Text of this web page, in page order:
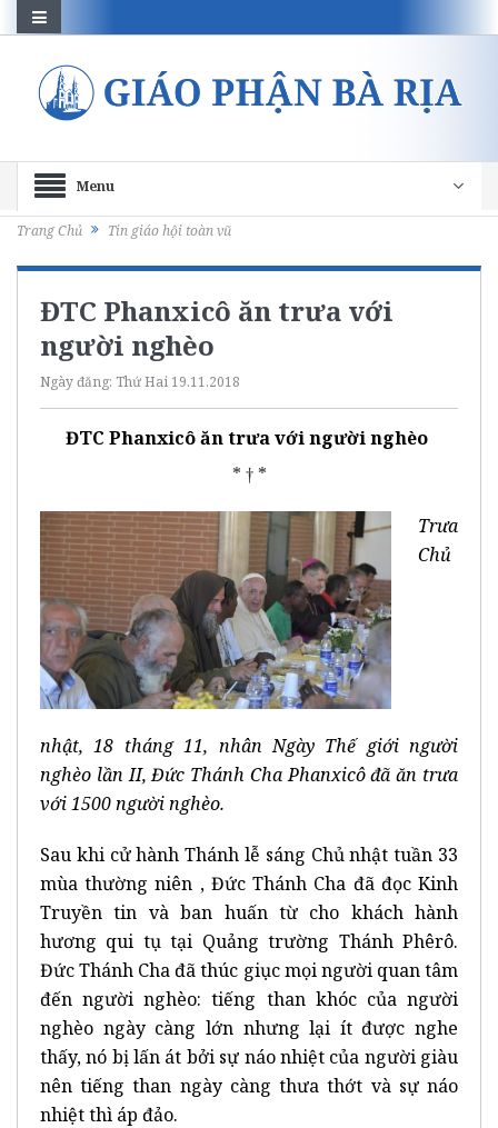
Menu
Trang Chủ Tin giáo hội toàn vũ
ĐTC Phanxicô ăn trưa với
người nghèo
Ngày đăng: Thứ Hai 19.11.2018
ĐTC Phanxicô ăn trưa với người nghèo
* † *
Trưa
Chủ
nhật, 18 tháng 11, nhân Ngày Thế giới người
nghèo lần II, Đức Thánh Cha Phanxicô đã ăn trưa
với 1500 người nghèo.
Sau khi cử hành Thánh lễ sáng Chủ nhật tuần 33
mùa thường niên , Đức Thánh Cha đã đọc Kinh
Truyền tin và ban huấn từ cho khách hành
hương qui tụ tại Quảng trường Thánh Phêrô.
Đức Thánh Cha đã thúc giục mọi người quan tâm
đến người nghèo: tiếng than khóc của người
nghèo ngày càng lớn nhưng lại ít được nghe
thấy, nó bị lấn át bởi sự náo nhiệt của người giàu
nên tiếng than ngày càng thưa thớt và sự náo
nhiệt thì áp đảo.